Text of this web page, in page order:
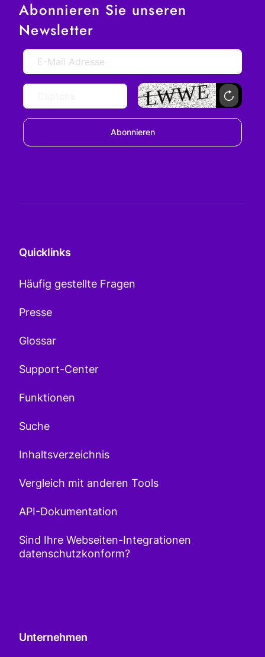
Abonnieren Sie unseren
Newsletter
Abonnieren
Quicklinks
Häufig gestellte Fragen
Presse
Glossar
Support-Center
Funktionen
Suche
Inhaltsverzeichnis
Vergleich mit anderen Tools
API-Dokumentation
Sind Ihre Webseiten-Integrationen
datenschutzkonform?
Unternehmen